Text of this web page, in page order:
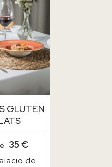
GLUTEN
35 €
de